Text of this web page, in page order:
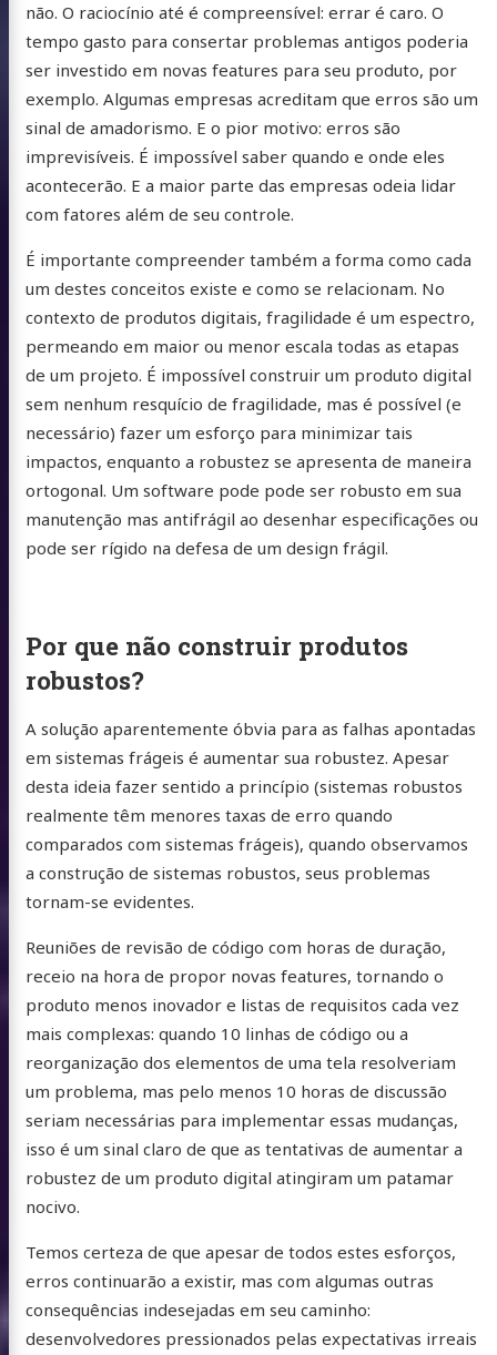
não. O raciocínio até é compreensível: errar é caro. O
tempo gasto para consertar problemas antigos poderia
ser investido em novas features para seu produto, por
exemplo. Algumas empresas acreditam que erros são um
sinal de amadorismo. E o pior motivo: erros são
imprevisíveis. É impossível saber quando e onde eles
acontecerão. E a maior parte das empresas odeia lidar
com fatores além de seu controle.
É importante compreender também a forma como cada
um destes conceitos existe e como se relacionam. No
contexto de produtos digitais, fragilidade é um espectro,
permeando em maior ou menor escala todas as etapas
de um projeto. É impossível construir um produto digital
sem nenhum resquício de fragilidade, mas é possível (e
necessário) fazer um esforço para minimizar tais
impactos, enquanto a robustez se apresenta de maneira
ortogonal. Um software pode pode ser robusto em sua
manutenção mas antifrágil ao desenhar especificações ou
pode ser rígido na defesa de um design frágil.
Por que não construir produtos
robustos?
A solução aparentemente óbvia para as falhas apontadas
em sistemas frágeis é aumentar sua robustez. Apesar
desta ideia fazer sentido a princípio (sistemas robustos
realmente têm menores taxas de erro quando
comparados com sistemas frágeis), quando observamos
a construção de sistemas robustos, seus problemas
tornam-se evidentes.
Reuniões de revisão de código com horas de duração,
receio na hora de propor novas features, tornando o
produto menos inovador e listas de requisitos cada vez
mais complexas: quando 10 linhas de código ou a
reorganização dos elementos de uma tela resolveriam
um problema, mas pelo menos 10 horas de discussão
seriam necessárias para implementar essas mudanças,
isso é um sinal claro de que as tentativas de aumentar a
robustez de um produto digital atingiram um patamar
nocivo.
Temos certeza de que apesar de todos estes esforços,
erros continuarão a existir, mas com algumas outras
consequências indesejadas em seu caminho:
desenvolvedores pressionados pelas expectativas irreais
Sul
Instagram
X
/
Twitter
buymeacoffee